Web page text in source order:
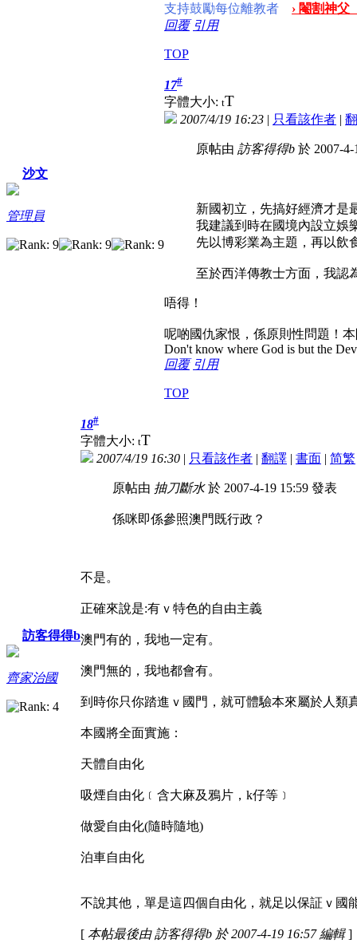
支持鼓勵每位離教者
› 閹割神
回覆 引用
TOP
沙文
管理員
17#
字體大小: tT
2007/4/19 16:23 | 只看該作者 |
原帖由 訪客得得b 於 2007-
新國初立，先搞好經濟才是
我建議到時在國境內設立娛
先以博彩業為主題，再以飲
至於西洋傳教士方面，我認
唔得！
呢啲國仇家恨，係原則性問題！
Don't know where God is but the
回覆 引用
TOP
訪客得得b
齊家治國
18#
字體大小: tT
2007/4/19 16:30 | 只看該作者 | 翻譯 | 書面 | 简繁
原帖由 抽刀斷水於 2007-4-19 15:59 發表
係咪即係參照澳門既行政？
不是。
正確來說是:有ｖ特色的自由主義
澳門有的，我地一定有。
澳門無的，我地都會有。
到時你只你踏進ｖ國門，就可體驗本來屬於人類
本國將全面實施：
天體自由化
吸煙自由化﹝含大麻及鴉片，k仔等﹞
做愛自由化(隨時隨地)
泊車自由化
不說其他，單是這四個自由化，就足以保証ｖ國
[ 本帖最後由 訪客得得b 於 2007-4-19 16:57 編輯]